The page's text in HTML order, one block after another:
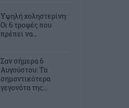
Υψηλή χοληστερίνη:
Οι 6 τροφές που
πρέπει να...
Σαν σήμερα 6
Αυγούστου: Τα
σημαντικότερα
γεγονότα της...